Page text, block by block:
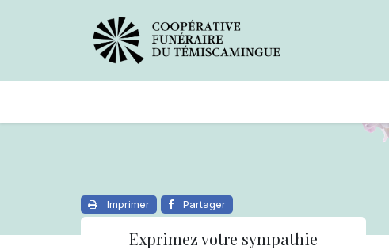
Imprimer Partager
Exprimez votre sympathie